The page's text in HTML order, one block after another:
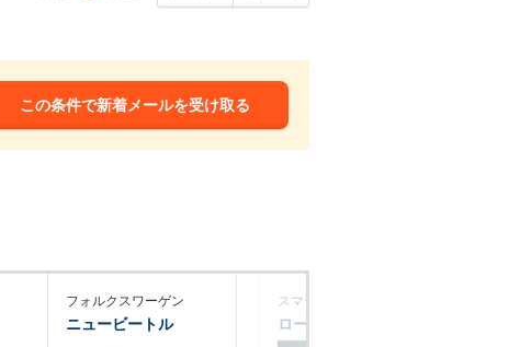
この条件で新着メールを受け取る
フォルクスワーゲン
ニュービートル
スマート
ロードスター